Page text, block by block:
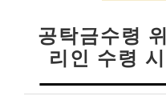
공탁금수령
리인 수령